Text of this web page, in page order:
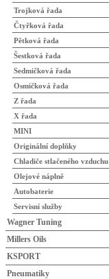
Trojková řada
Čtyřková řada
Pětková řada
Šestková řada
Sedmičková řada
Osmičková řada
Z řada
X řada
MINI
Originální doplňky
Chladiče stlačeného vzduchu
Olejové náplně
Autobaterie
Servisní služby
Wagner Tuning
Millers Oils
KSPORT
Pneumatiky